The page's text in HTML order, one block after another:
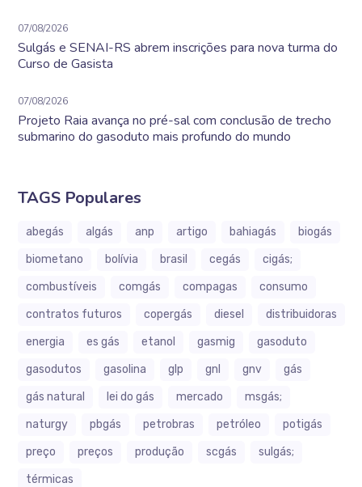
07/08/2026
Sulgás e SENAI-RS abrem inscrições para nova turma do
Curso de Gasista
07/08/2026
Projeto Raia avança no pré-sal com conclusão de trecho
submarino do gasoduto mais profundo do mundo
TAGS Populares
abegás algás anp artigo bahiagás
biogás
biometano
bolívia brasil cegás
cigás;
combustíveis
comgás compagas
consumo
contratos futuros
copergás diesel
distribuidoras
energia
es gás etanol gasmig
gasoduto
gasodutos
gasolina glp gnl gnv
gás
gás natural
lei do gás mercado
msgás;
naturgy
pbgás petrobras petróleo
potigás
preço
preços produção scgás
sulgás;
térmicas